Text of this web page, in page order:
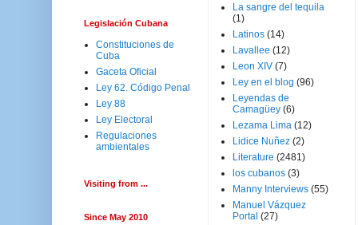
Legislación Cubana
Constituciones de
Cuba
Gaceta Oficial
Ley 62. Código Penal
Ley 88
Ley Electoral
Regulaciones
ambientales
Visiting from ...
Since May 2010
La sangre del tequila
(1)
Latinos (14)
Lavallee (12)
Leon XIV (7)
Ley en el blog (96)
Leyendas de
Camagüey (6)
Lezama Lima (12)
Lidice Nuñez (2)
Literature (2481)
los cubanos (3)
Manny Interviews (55)
Manuel Vázquez
Portal (27)